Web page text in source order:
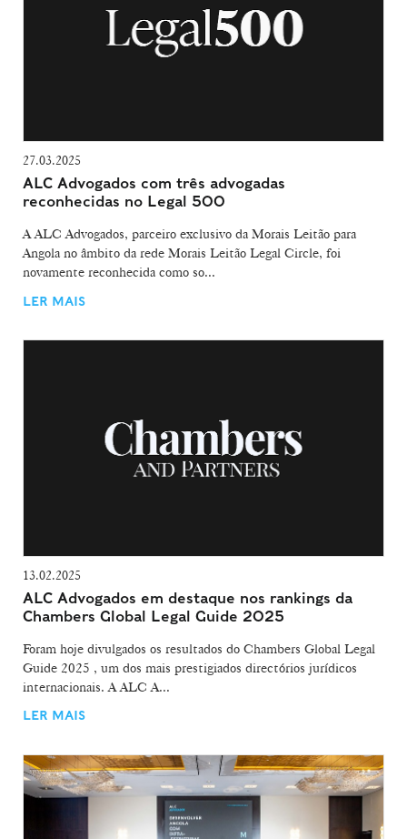
27.03.2025
ALC Advogados com três advogadas
reconhecidas no Legal 500
A ALC Advogados, parceiro exclusivo da Morais Leitão para
Angola no âmbito da rede Morais Leitão Legal Circle, foi
novamente reconhecida como so...
LER MAIS
13.02.2025
ALC Advogados em destaque nos rankings da
Chambers Global Legal Guide 2025
Foram hoje divulgados os resultados do Chambers Global Legal
Guide 2025 , um dos mais prestigiados directórios jurídicos
internacionais. A ALC A...
LER MAIS